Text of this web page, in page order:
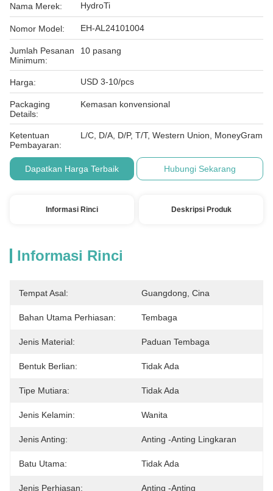
Nama Merek: HydroTi
Nomor Model: EH-AL24101004
Jumlah Pesanan
Minimum:
10 pasang
Harga: USD 3-10/pcs
Packaging
Details:
Kemasan konvensional
Ketentuan
Pembayaran:
L/C, D/A, D/P, T/T, Western Union, MoneyGram
Dapatkan Harga Terbaik Hubungi Sekarang
Informasi Rinci Deskripsi Produk
Informasi Rinci
Tempat Asal: Guangdong, Cina
Bahan Utama Perhiasan: Tembaga
Jenis Material: Paduan Tembaga
Bentuk Berlian: Tidak Ada
Tipe Mutiara: Tidak Ada
Jenis Kelamin: Wanita
Jenis Anting: Anting -anting Lingkaran
Batu Utama: Tidak Ada
Jenis Perhiasan: Anting -anting